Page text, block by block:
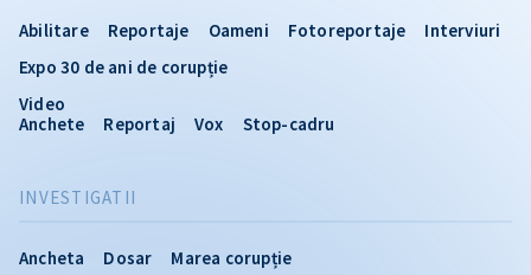
INVESTIGATII
Ancheta Dosar
Marea corupție
Abilitare Reportaje Oameni Fotoreportaje
Interviuri
Expo 30 de ani de corupție
Video
Anchete
Reportaj Vox Stop-cadru